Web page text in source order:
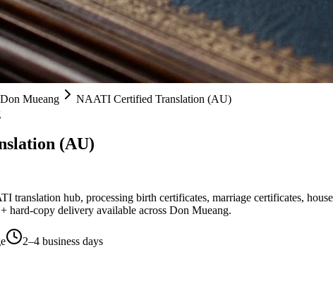
Don Mueang
NAATI Certified Translation (AU)
(AU)
translation hub, processing birth certificates, marriage certificates,
hard-copy delivery available across Don Mueang.
2–4 business days